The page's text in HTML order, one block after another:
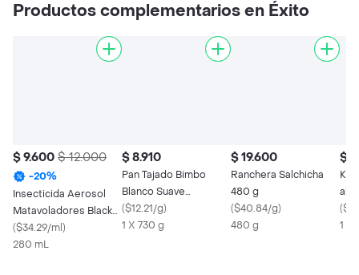
Productos complementarios en Éxito
$ 9.600 $ 12.000
-20%
Insecticida Aerosol
Matavoladores Black
Flag
($34.29/ml)
280 mL
$ 8.910
Pan Tajado Bimbo
Blanco Suave
Esponjoso (730 Gr)
($12.21/g)
1 X 730 g
$ 19.600
Ranchera Salchicha
480 g
($40.84/g)
480 g
$
(
1 X